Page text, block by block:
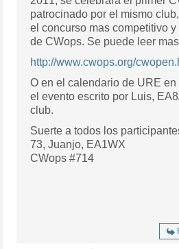
patrocinado por el mismo
el concurso mas competitivo y
de CWops. Se puede leer
http://www.cwops.org/
O en el calendario de URE
el evento escrito por Luis,
club.
Suerte a todos los
73, Juanjo, EA1WX
CWops #714